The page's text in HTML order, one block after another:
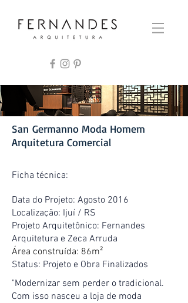
Ficha técnica:
Data do Projeto: Agosto 2016
Localização: Ijuí / RS
Projeto Arquitetônico: Fernandes
Arquitetura e Zeca Arruda
Área construída: 86m²
Status: Projeto e Obra Finalizados
San Germanno Moda Homem
Arquitetura Comercial
"Modernizar sem perder o tradicional.
Com isso nasceu a loja de moda